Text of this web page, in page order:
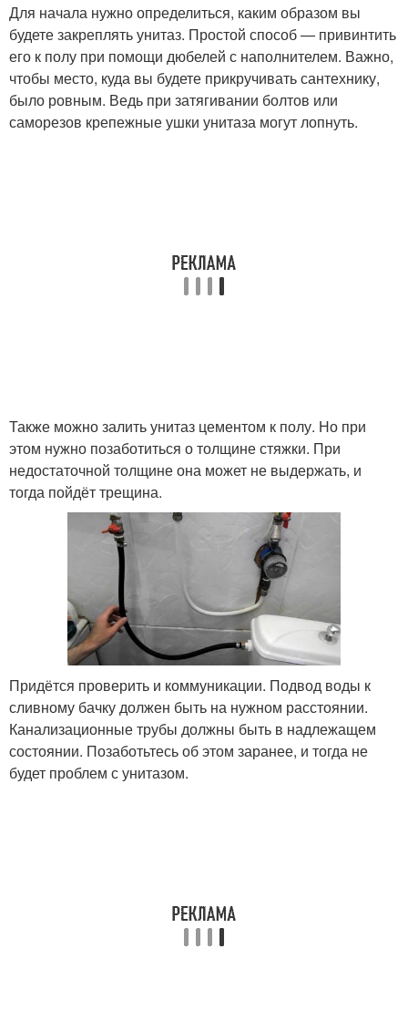
Для начала нужно определиться, каким образом вы
будете закреплять унитаз. Простой способ — привинтить
его к полу при помощи дюбелей с наполнителем. Важно,
чтобы место, куда вы будете прикручивать сантехнику,
было ровным. Ведь при затягивании болтов или
саморезов крепежные ушки унитаза могут лопнуть.
Также можно залить унитаз цементом к полу. Но при
этом нужно позаботиться о толщине стяжки. При
недостаточной толщине она может не выдержать, и
тогда пойдёт трещина.
Придётся проверить и коммуникации. Подвод воды к
сливному бачку должен быть на нужном расстоянии.
Канализационные трубы должны быть в надлежащем
состоянии. Позаботьтесь об этом заранее, и тогда не
будет проблем с унитазом.